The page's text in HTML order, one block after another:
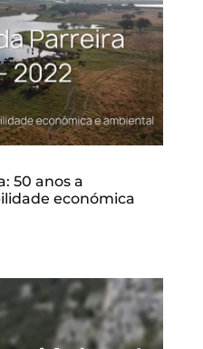
50 anos a
económica